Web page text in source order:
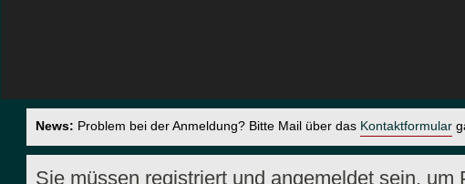
News: Problem bei der Anmeldung? Bitte Mail über das Kontaktformular
Sie müssen registriert und angemeldet sein, um